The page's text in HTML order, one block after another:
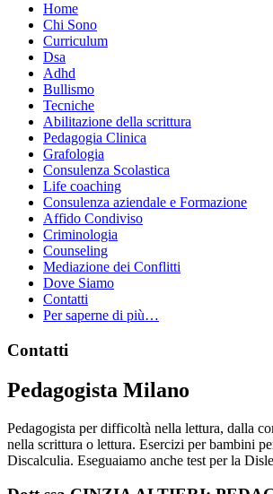
Home
Chi Sono
Curriculum
Dsa
Adhd
Bullismo
Tecniche
Abilitazione della scrittura
Pedagogia Clinica
Grafologia
Consulenza Scolastica
Life coaching
Consulenza aziendale e Formazione
Affido Condiviso
Criminologia
Counseling
Mediazione dei Conflitti
Dove Siamo
Contatti
Per saperne di più…
Footer
Contatti
Pedagogista Milano
Pedagogista per difficoltà nella lettura, dalla
nella scrittura o lettura. Esercizi per bambini
Discalculia. Eseguaiamo anche test per la